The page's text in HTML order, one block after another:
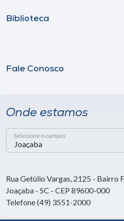
Biblioteca
Fale Conosco
Onde estamos
Selecione o campus
Rua Getúlio Vargas, 2125 - Bairro
Joaçaba - SC - CEP 89600-000
Telefone (49) 3551-2000